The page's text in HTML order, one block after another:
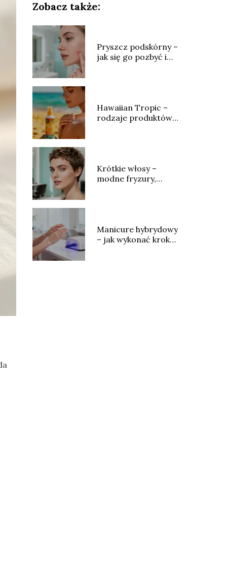
Zobacz także:
Pryszcz podskórny –
jak się go pozbyć i
Hawaiian Tropic –
rodzaje produktów,
Krótkie włosy –
modne fryzury,
Manicure hybrydowy
– jak wykonać krok